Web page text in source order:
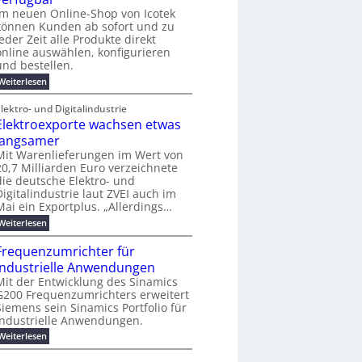
t
m
e
n
t
j
a
h
r
2
0
2
6
o
C
E
O
f
ü
r
S
t
r
m
e
b
i
s
2
5
A
n
e
t
f
ü
r
n
d
s
i
n
d
u
s
t
r
i
e
l
l
e
s
E
t
h
e
r
neuen Online-Shop von Icotek
Kunden ab sofort und zu
Zeit alle Produkte direkt
auswählen, konfigurieren
bestellen.
:
N
e
u
e
r
O
n
l
i
n
e
-
S
h
o
p
v
o
n
I
c
o
t
e
und Digitalindustrie
wachsen etwas
Warenlieferungen im Wert von
Milliarden Euro verzeichnete
deutsche Elektro- und
laut ZVEI auch im
ein Exportplus. „Allerdings…
:
E
e
k
t
r
o
e
x
p
o
für
Anwendungen
der Entwicklung des Sinamics
Frequenzumrichters erweitert
sein Sinamics Portfolio für
Anwendungen.
:
F